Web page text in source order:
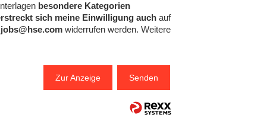
besondere Kategorien
sich meine Einwilligung auch auf
jobs@hse.com widerrufen werden. Weitere
Zur Anzeige Senden